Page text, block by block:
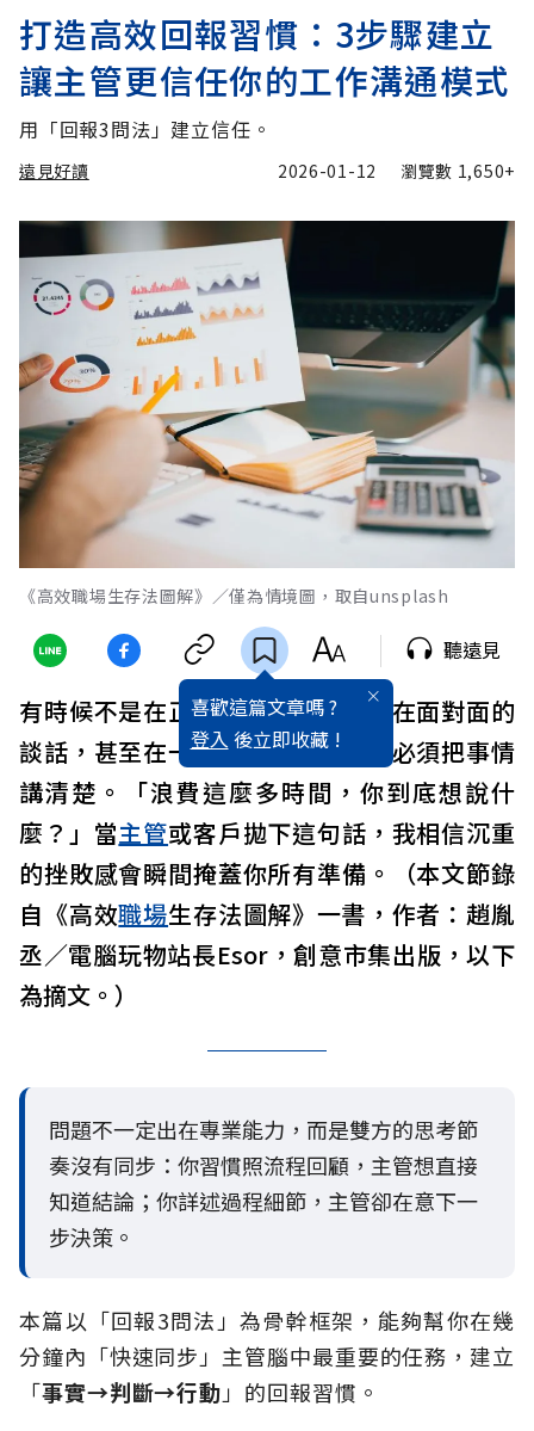
打造高效回報習慣：3步驟建立
讓主管更信任你的工作溝通模式
用「回報3問法」建立信任。
遠見好讀 2026-01-12 瀏覽數 1,650+
《高效職場生存法圖解》／僅為情境圖，取自unsplash
喜歡這篇文章嗎 ?
登入 後立即收藏 !
聽遠見
有時候不是在正式的會議中，而是在面對面的
談話，甚至在一通電話裡，我們就必須把事情
講清楚。「浪費這麼多時間，你到底想說什
麼？」當主管或客戶拋下這句話，我相信沉重
的挫敗感會瞬間掩蓋你所有準備。（本文節錄
自《高效職場生存法圖解》一書，作者：趙胤
丞／電腦玩物站長Esor，創意市集出版，以下
為摘文。）
問題不一定出在專業能力，而是雙方的思考節
奏沒有同步：你習慣照流程回顧，主管想直接
知道結論；你詳述過程細節，主管卻在意下一
步決策。
本篇以「回報3問法」為骨幹框架，能夠幫你在幾
分鐘內「快速同步」主管腦中最重要的任務，建立
「事實→判斷→行動 」的回報習慣。